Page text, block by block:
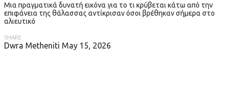
Μια πραγματικά δυνατή εικόνα για το τι κρύβεται κάτω από την
επιφάνεια της θάλασσας αντίκρισαν όσοι βρέθηκαν σήμερα στο
αλιευτικό
SHARE
Dwra Metheniti May 15, 2026